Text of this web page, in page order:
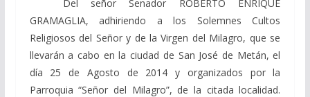
Del señor Senador ROBERTO ENRIQUE
GRAMAGLIA, adhiriendo a los Solemnes Cultos
Religiosos del Señor y de la Virgen del Milagro, que se
llevarán a cabo en la ciudad de San José de Metán, el
día 25 de Agosto de 2014 y organizados por la
Parroquia “Señor del Milagro”, de la citada localidad.